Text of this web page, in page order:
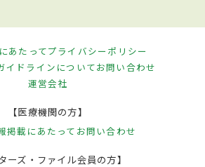
あたってプライバシーポリシー
イドラインについてお問い合わせ
運営会社
【医療機関の方】
掲載にあたって お問い合わせ
ーズ・ファイル会員の方】